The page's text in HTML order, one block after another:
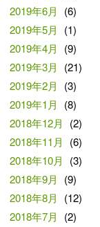
2019年6月
(6)
2019年5月
(1)
2019年4月
(9)
2019年3月
(21)
2019年2月
(3)
2019年1月
(8)
2018年12月
(2)
2018年11月
(6)
2018年10月
(3)
2018年9月
(9)
2018年8月
(12)
2018年7月
(2)